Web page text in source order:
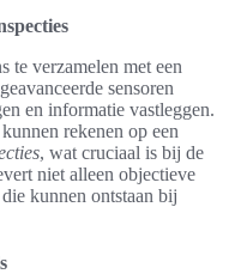
te verzamelen met een
sensoren
en informatie vastleggen.
rekenen op een
, wat cruciaal is bij de
niet alleen objectieve
kunnen ontstaan bij